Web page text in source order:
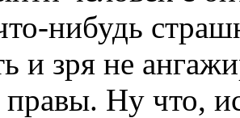
нибудь
и зря не
Ну что,